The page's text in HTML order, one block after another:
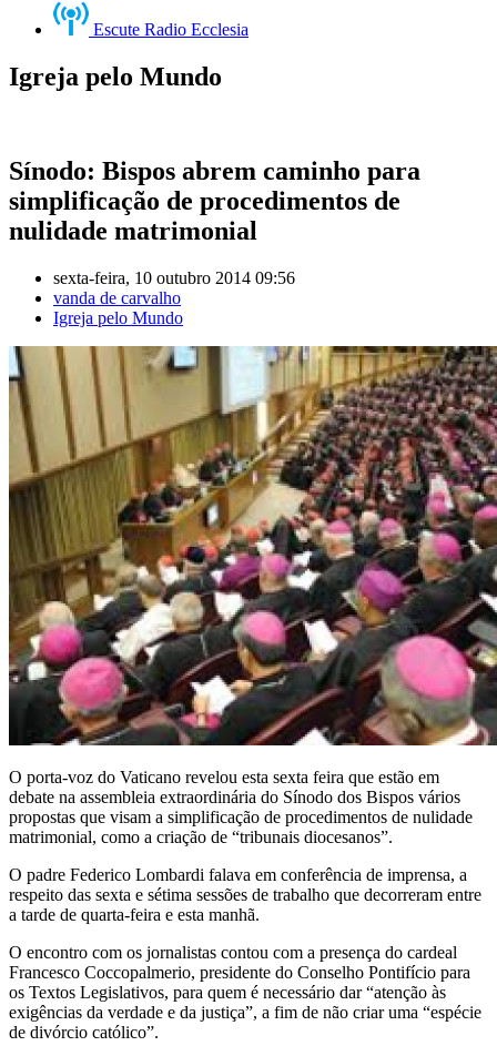
Escute Radio Ecclesia
Igreja pelo Mundo
Sínodo: Bispos abrem caminho para
simplificação de procedimentos de
nulidade matrimonial
sexta-feira, 10 outubro 2014 09:56
vanda de carvalho
Igreja pelo Mundo
O porta-voz do Vaticano revelou esta sexta feira que estão em
debate na assembleia extraordinária do Sínodo dos Bispos vários
propostas que visam a simplificação de procedimentos de nulidade
matrimonial, como a criação de “tribunais diocesanos”.
O padre Federico Lombardi falava em conferência de imprensa, a
respeito das sexta e sétima sessões de trabalho que decorreram entre
a tarde de quarta-feira e esta manhã.
O encontro com os jornalistas contou com a presença do cardeal
Francesco Coccopalmerio, presidente do Conselho Pontifício para
os Textos Legislativos, para quem é necessário dar “atenção às
exigências da verdade e da justiça”, a fim de não criar uma “espécie
de divórcio católico”.